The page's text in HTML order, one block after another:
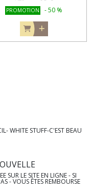
PROMOTION -50 %
WHITE STUFF-C'EST BEAU
SUR LE SITE EN LIGNE - SI
- VOUS ÊTES REMBOURSE